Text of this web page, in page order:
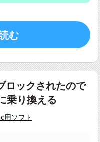
む
ロックされたので
乗り換える
用ソフト